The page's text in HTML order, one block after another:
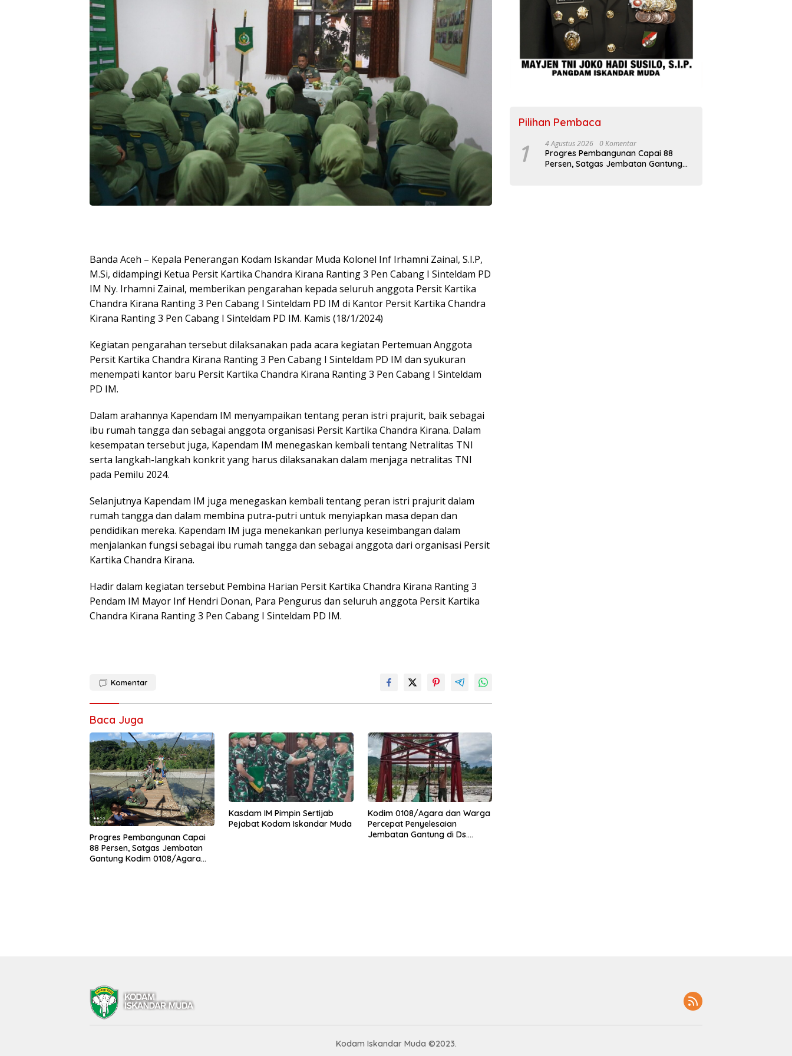
Banda Aceh – Kepala Penerangan Kodam Iskandar Muda Kolonel Inf Irhamni Zainal, S.I.P,
M.Si, didampingi Ketua Persit Kartika Chandra Kirana Ranting 3 Pen Cabang I Sinteldam PD
IM Ny. Irhamni Zainal, memberikan pengarahan kepada seluruh anggota Persit Kartika
Chandra Kirana Ranting 3 Pen Cabang I Sinteldam PD IM di Kantor Persit Kartika Chandra
Kirana Ranting 3 Pen Cabang I Sinteldam PD IM. Kamis (18/1/2024)
Kegiatan pengarahan tersebut dilaksanakan pada acara kegiatan Pertemuan Anggota
Persit Kartika Chandra Kirana Ranting 3 Pen Cabang I Sinteldam PD IM dan syukuran
menempati kantor baru Persit Kartika Chandra Kirana Ranting 3 Pen Cabang I Sinteldam
PD IM.
Dalam arahannya Kapendam IM menyampaikan tentang peran istri prajurit, baik sebagai
ibu rumah tangga dan sebagai anggota organisasi Persit Kartika Chandra Kirana. Dalam
kesempatan tersebut juga, Kapendam IM menegaskan kembali tentang Netralitas TNI
serta langkah-langkah konkrit yang harus dilaksanakan dalam menjaga netralitas TNI
pada Pemilu 2024.
Selanjutnya Kapendam IM juga menegaskan kembali tentang peran istri prajurit dalam
rumah tangga dan dalam membina putra-putri untuk menyiapkan masa depan dan
pendidikan mereka. Kapendam IM juga menekankan perlunya keseimbangan dalam
menjalankan fungsi sebagai ibu rumah tangga dan sebagai anggota dari organisasi Persit
Kartika Chandra Kirana.
Hadir dalam kegiatan tersebut Pembina Harian Persit Kartika Chandra Kirana Ranting 3
Pendam IM Mayor Inf Hendri Donan, Para Pengurus dan seluruh anggota Persit Kartika
Chandra Kirana Ranting 3 Pen Cabang I Sinteldam PD IM.
Komentar
Baca Juga
Progres Pembangunan Capai
88 Persen, Satgas Jembatan
Gantung Kodim 0108/Agara
Kasdam IM Pimpin Sertijab
Pejabat Kodam Iskandar Muda
Kodim 0108/Agara dan Warga
Percepat Penyelesaian
Jembatan Gantung di Ds.
Pilihan Pembaca
1 4 Agustus 2026 0 Komentar
Progres Pembangunan Capai 88
Persen, Satgas Jembatan Gantung
Kodam Iskandar Muda ©2023.